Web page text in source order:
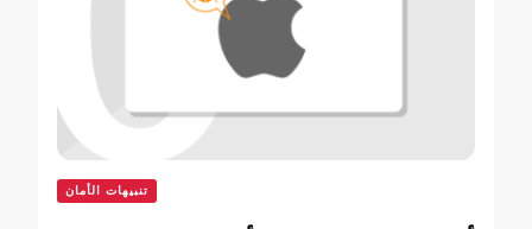
تنبيهات الأمان